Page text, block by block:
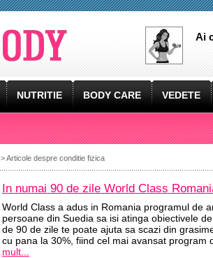
Ai
NUTRITIE BODY CARE VEDETE
> Articole despre conditie fizica
In numai 90 de zile World Class
World Class a adus in Romania programul de
persoane din Suedia sa isi atinga obiectivele
de 90 de zile te poate ajuta sa scazi din
cu pana la 30%, fiind cel mai avansat
mult...